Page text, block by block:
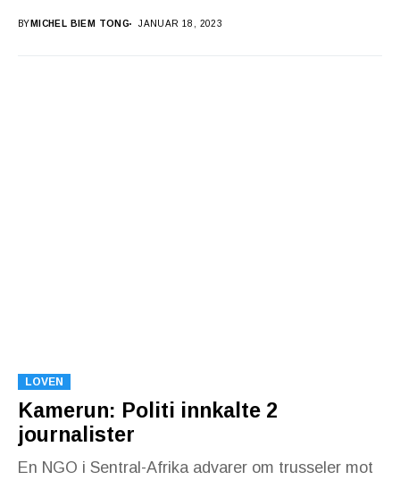
BY MICHEL BIEM TONG JANUAR 18, 2023
LOVEN
Kamerun: Politi innkalte 2
journalister
En NGO i Sentral-Afrika advarer om trusseler mot